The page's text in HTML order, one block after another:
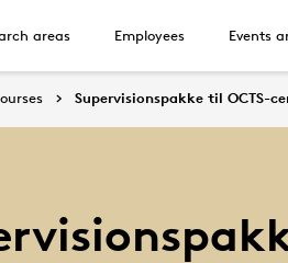
areas Employees Events
Supervisionspakke til OCTS-